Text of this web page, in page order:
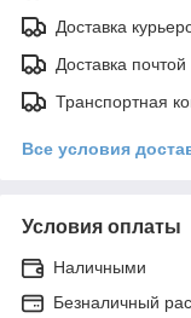
Доставка
Доставка почтой
Транспортная
Все условия
Условия оплаты
Наличными
Безналичный